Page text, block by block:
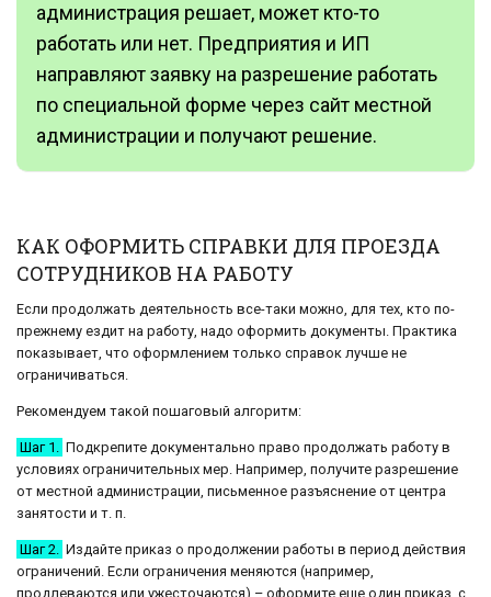
администрация решает, может кто-то
работать или нет. Предприятия и ИП
направляют заявку на разрешение работать
по специальной форме через сайт местной
администрации и получают решение.
КАК ОФОРМИТЬ СПРАВКИ ДЛЯ ПРОЕЗДА
СОТРУДНИКОВ НА РАБОТУ
Если продолжать деятельность все-таки можно, для тех, кто по-
прежнему ездит на работу, надо оформить документы. Практика
показывает, что оформлением только справок лучше не
ограничиваться.
Рекомендуем такой пошаговый алгоритм:
Шаг 1.
Подкрепите документально право продолжать работу в
условиях ограничительных мер. Например, получите разрешение
от местной администрации, письменное разъяснение от центра
занятости и т. п.
Шаг 2.
Издайте приказ о продолжении работы в период действия
ограничений. Если ограничения меняются (например,
продлеваются или ужесточаются) – оформите еще один приказ, с